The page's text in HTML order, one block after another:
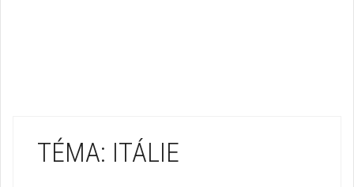
TÉMA: ITÁLIE